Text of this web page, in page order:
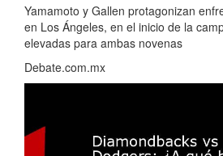
Yamamoto y Gallen protagonizan
en Los Ángeles, en el inicio de la
elevadas para ambas novenas
Debate.com.mx